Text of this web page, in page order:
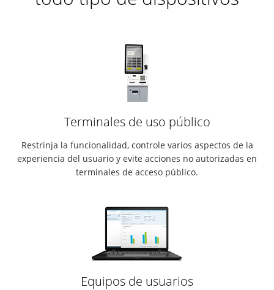
Terminales de uso público
Restrinja la funcionalidad, controle varios aspectos de la
experiencia del usuario y evite acciones no autorizadas en
terminales de acceso público.
Equipos de usuarios